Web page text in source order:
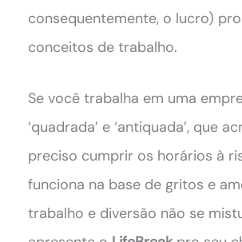
consequentemente, o lucro)
conceitos de trabalho.
Se você trabalha em uma
‘quadrada’ e ‘antiquada’, que
preciso cumprir os horários à
funciona na base de gritos e
trabalho e diversão não se